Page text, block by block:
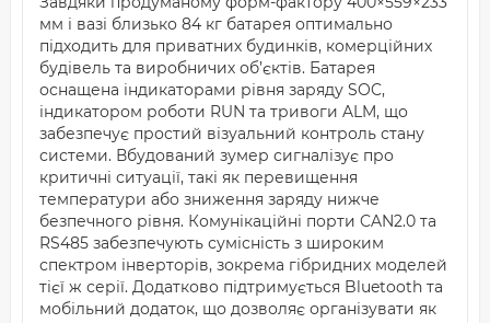
мм і вазі близько 84 кг батарея оптимально
підходить для приватних будинків, комерційних
будівель та виробничих об’єктів. Батарея
оснащена індикаторами рівня заряду SOC,
індикатором роботи RUN та тривоги ALM, що
забезпечує простий візуальний контроль стану
системи. Вбудований зумер сигналізує про
критичні ситуації, такі як перевищення
температури або зниження заряду нижче
безпечного рівня. Комунікаційні порти CAN2.0 та
RS485 забезпечують сумісність з широким
спектром інверторів, зокрема гібридних моделей
тієї ж серії. Додатково підтримується Bluetooth та
мобільний додаток, що дозволяє організувати як